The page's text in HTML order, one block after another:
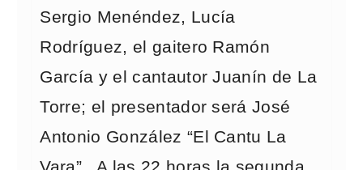
Sergio Menéndez, Lucía
Rodríguez, el gaitero Ramón
García y el cantautor Juanín de La
Torre; el presentador será José
Antonio González “El Cantu La